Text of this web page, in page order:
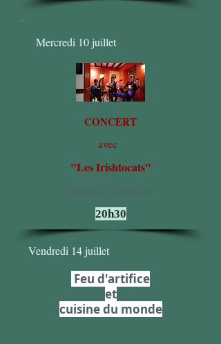
Mercredi 10 juillet
CONCERT
avec
"Les Irishtocats"
20h30
Vendredi 14 juillet
Feu d'artifice
et
cuisine du monde